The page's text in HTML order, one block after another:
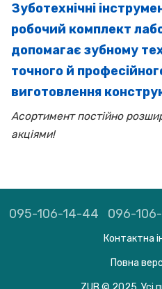
Зуботехнічні
робочий комплект
допомагає зубному
точного й
виготовлення
Асортимент постійно
акціями!
095-106-14-44 096-
Контактна
Повна